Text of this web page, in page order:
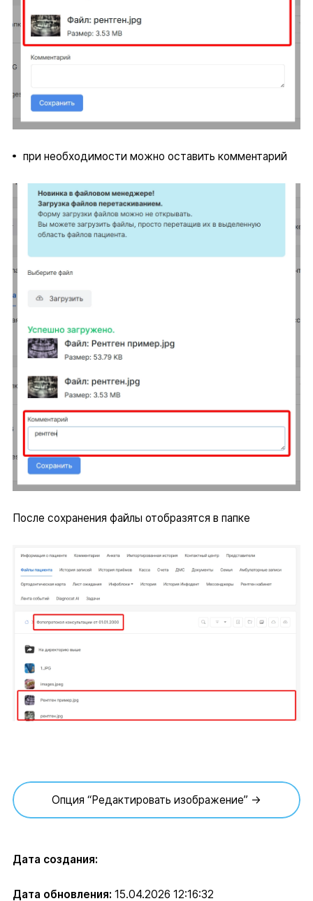
при необходимости можно оставить комментарий
После сохранения файлы отобразятся в папке
Опция “Редактировать изображение” →
Дата создания:
Дата обновления: 15.04.2026 12:16:32